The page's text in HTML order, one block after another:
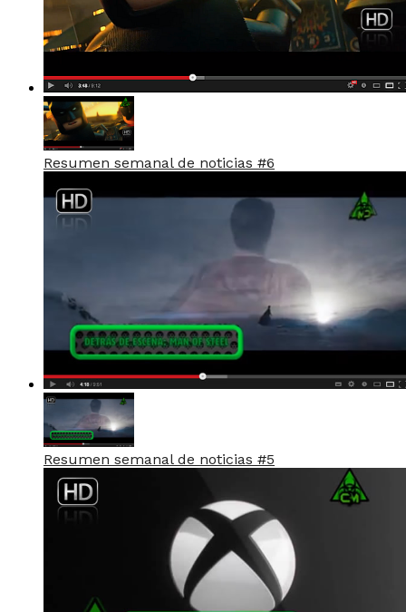
Resumen semanal de noticias #6
Resumen semanal de noticias #5